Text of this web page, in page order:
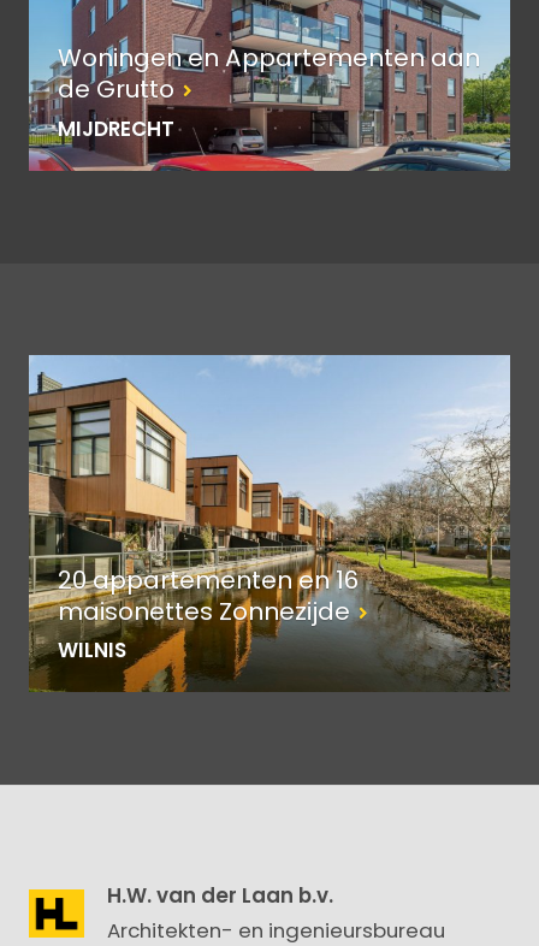
Woningen en Appartementen aan
de Grutto
MIJDRECHT
20 appartementen en 16
maisonettes Zonnezijde
WILNIS
H.W. van der Laan b.v.
Architekten- en ingenieursbureau